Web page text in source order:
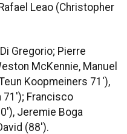
Leao (Christopher
Gregorio; Pierre
McKennie, Manuel
Koopmeiners 71'),
71'); Francisco
Jeremie Boga
(88').